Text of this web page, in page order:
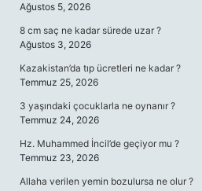
Ağustos 5, 2026
8 cm saç ne kadar sürede uzar ?
Ağustos 3, 2026
Kazakistan’da tıp ücretleri ne kadar ?
Temmuz 25, 2026
3 yaşındaki çocuklarla ne oynanır ?
Temmuz 24, 2026
Hz. Muhammed İncil’de geçiyor mu ?
Temmuz 23, 2026
Allaha verilen yemin bozulursa ne olur ?